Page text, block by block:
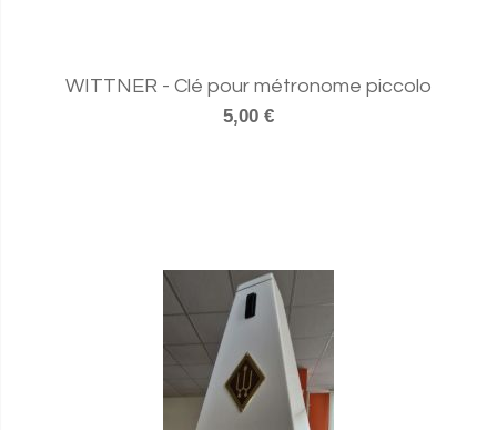
WITTNER - Clé pour métronome piccolo
5,00 €